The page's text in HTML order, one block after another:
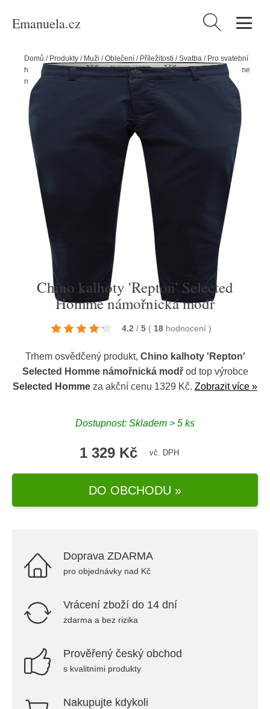
Emanuela.cz Vyhledávání
Domů / Produkty / Muži /Oblečení / Příležitosti /Svatba / Pro svatební
hosty/ Spodní díly/ Chinos/Chino kalhoty 'Repton' Selected Homme
námořnická modř
Chino kalhoty 'Repton' Selected
Homme námořnická modř
4.2 / 5 ( 18 hodnocení )
Trhem osvědčený produkt, Chino kalhoty 'Repton'
Selected Homme námořnická modřod top výrobce
Selected Homme za akční cenu 1329 Kč. Zobrazit více »
Dostupnost: Skladem > 5 ks
1 329 Kč vč. DPH
DO OBCHODU »
Doprava ZDARMA
pro objednávky nad Kč
Vrácení zboží do 14 dní
zdarma a bez rizika
Prověřený český obchod
s kvalitními produkty
Nakupujte kdykoli